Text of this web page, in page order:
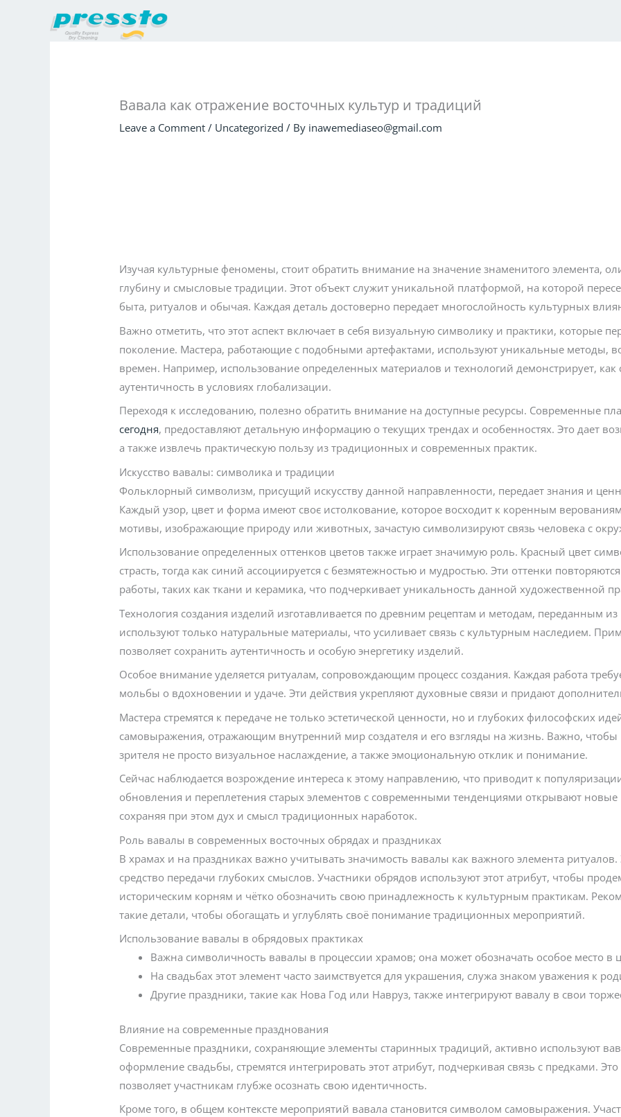
Вавала как отражение восточных культур и традиций
Leave a Comment / Uncategorized / By inawemediaseo@gmail.com
Изучая культурные феномены, стоит обратить внимание на значение знаменитого элемента,
глубину и смысловые традиции. Этот объект служит уникальной платформой, на которой
быта, ритуалов и обычая. Каждая деталь достоверно передает многослойность культурных
Важно отметить, что этот аспект включает в себя визуальную символику и практики, которые
поколение. Мастера, работающие с подобными артефактами, используют уникальные методы,
времен. Например, использование определенных материалов и технологий демонстрирует,
аутентичность в условиях глобализации.
Переходя к исследованию, полезно обратить внимание на доступные ресурсы. Современные
сегодня, предоставляют детальную информацию о текущих трендах и особенностях. Это дает
а также извлечь практическую пользу из традиционных и современных практик.
Искусство вавалы: символика и традиции
Фольклорный символизм, присущий искусству данной направленности, передает знания и
Каждый узор, цвет и форма имеют своє истолкование, которое восходит к коренным
мотивы, изображающие природу или животных, зачастую символизируют связь человека с
Использование определенных оттенков цветов также играет значимую роль. Красный цвет
страсть, тогда как синий ассоциируется с безмятежностью и мудростью. Эти оттенки
работы, таких как ткани и керамика, что подчеркивает уникальность данной художественной
Технология создания изделий изготавливается по древним рецептам и методам, переданным
используют только натуральные материалы, что усиливает связь с культурным наследием.
позволяет сохранить аутентичность и особую энергетику изделий.
Особое внимание уделяется ритуалам, сопровождающим процесс создания. Каждая работа
мольбы о вдохновении и удаче. Эти действия укрепляют духовные связи и придают
Мастера стремятся к передаче не только эстетической ценности, но и глубоких философских
самовыражения, отражающим внутренний мир создателя и его взгляды на жизнь. Важно,
зрителя не просто визуальное наслаждение, а также эмоциональную отклик и понимание.
Сейчас наблюдается возрождение интереса к этому направлению, что приводит к
обновления и переплетения старых элементов с современными тенденциями открывают новые
сохраняя при этом дух и смысл традиционных наработок.
Роль вавалы в современных восточных обрядах и праздниках
В храмах и на праздниках важно учитывать значимость вавалы как важного элемента
средство передачи глубоких смыслов. Участники обрядов используют этот атрибут, чтобы
историческим корням и чётко обозначить свою принадлежность к культурным практикам.
такие детали, чтобы обогащать и углублять своё понимание традиционных мероприятий.
Использование вавалы в обрядовых практиках
Важна символичность вавалы в процессии храмов; она может обозначать особое место в
На свадьбах этот элемент часто заимствуется для украшения, служа знаком уважения к
Другие праздники, такие как Нова Год или Навруз, также интегрируют вавалу в свои
Влияние на современные празднования
Современные праздники, сохраняющие элементы старинных традиций, активно используют
оформление свадьбы, стремятся интегрировать этот атрибут, подчеркивая связь с предками.
позволяет участникам глубже осознать свою идентичность.
Кроме того, в общем контексте мероприятий вавала становится символом самовыражения.